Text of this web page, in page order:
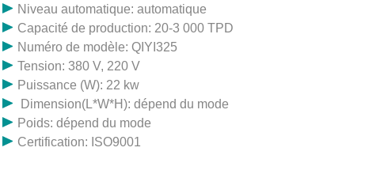
votre rendement et de votre ; budget. Un certain
nombre d'usines d'huilerie pour la fabrication d'huile de
soja, d'huile d'arachide, d'huile de noix de coco, d'huile
de sésame, d'huile de coton, d'huile de colza, d'huile
de tournesol, d'huile de germe de maïs, d'huile de
palme et d'huile de palmiste, etc. installé dans divers
pays comme Haïti, le Costa Rica. Le terme huile de
moutarde est utilisé pour désigner deux huiles
Niveau automatique: automatique
Capacité de production: 20-3 000 TPD
Numéro de modèle: QIYI325
Tension: 380 V, 220 V
Puissance (W): 22 kw
Dimension(L*W*H): dépend du mode
Poids: dépend du mode
Certification: ISO9001